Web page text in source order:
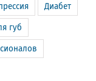
Диабет
губ